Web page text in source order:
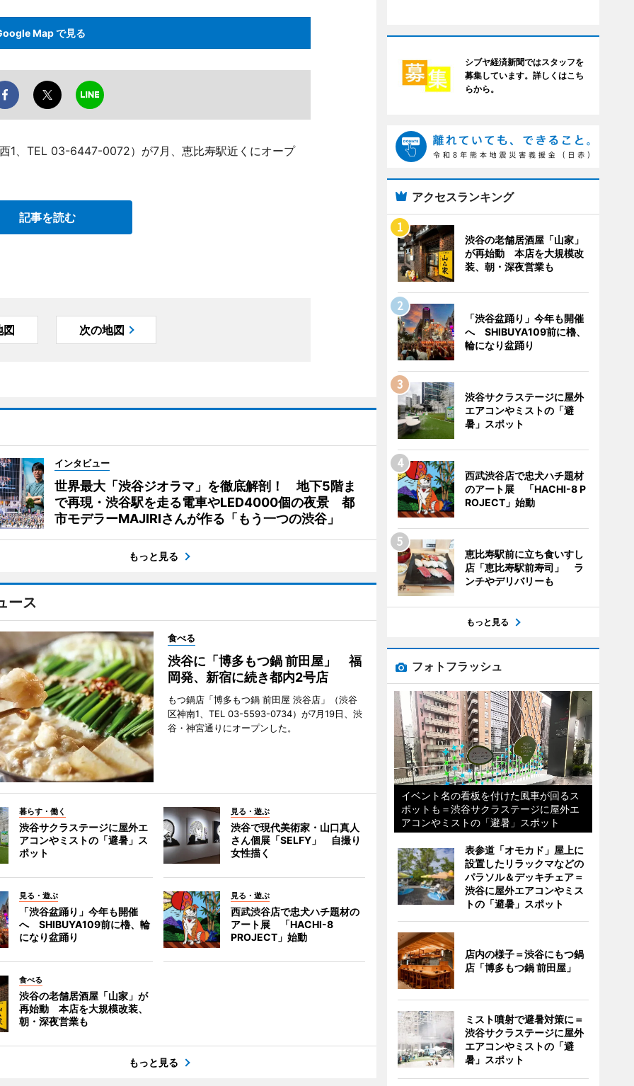
Map で見る
1、TEL 03-6447-0072）が7月、恵比寿駅近くにオープ
記事を読む
図 次の地図
インタビュー
世界最大「渋谷ジオラマ」を徹底解剖！ 地下5階ま
で再現・渋谷駅を走る電車やLED4000個の夜景 都
市モデラーMAJIRIさんが作る「もう一つの渋谷」
もっと見る
ース
食べる
渋谷に「博多もつ鍋 前田屋」 福
岡発、新宿に続き都内2号店
もつ鍋店「博多もつ鍋 前田屋 渋谷店」（渋谷
区神南1、TEL 03-5593-0734）が7月19日、渋
谷・神宮通りにオープンした。
暮らす・働く
渋谷サクラステージに屋外エ
アコンやミストの「避暑」ス
ポット
見る・遊ぶ
渋谷で現代美術家・山口真人
さん個展「SELFY」 自撮り
女性描く
見る・遊ぶ
「渋谷盆踊り」今年も開催
へ SHIBUYA109前に櫓、輪
になり盆踊り
見る・遊ぶ
西武渋谷店で忠犬ハチ題材の
アート展 「HACHI-8
PROJECT」始動
食べる
渋谷の老舗居酒屋「山家」が
再始動 本店を大規模改装、
朝・深夜営業も
もっと見る
シブヤ経済新聞ではスタッフを
募集しています。詳しくはこち
らから。
アクセスランキング
渋谷の老舗居酒屋「山家」
が再始動 本店を大規模改
装、朝・深夜営業も
「渋谷盆踊り」今年も開催
へ SHIBUYA109前に櫓、
輪になり盆踊り
渋谷サクラステージに屋外
エアコンやミストの「避
暑」スポット
西武渋谷店で忠犬ハチ題材
のアート展 「HACHI-8 P
ROJECT」始動
恵比寿駅前に立ち食いすし
店「恵比寿駅前寿司」 ラ
ンチやデリバリーも
もっと見る
フォトフラッシュ
イベント名の看板を付けた風車が回るス
ポットも＝渋谷サクラステージに屋外エ
アコンやミストの「避暑」スポット
表参道「オモカド」屋上に
設置したリラックマなどの
パラソル＆デッキチェア＝
渋谷に屋外エアコンやミス
トの「避暑」スポット
店内の様子＝渋谷にもつ鍋
店「博多もつ鍋 前田屋」
ミスト噴射で避暑対策に＝
渋谷サクラステージに屋外
エアコンやミストの「避
暑」スポット